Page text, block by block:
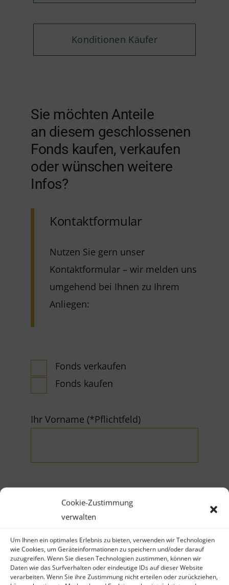
Cookie-Zustimmung
verwalten
Um Ihnen ein optimales Erlebnis zu bieten, verwenden wir Technologien
wie Cookies, um Geräteinformationen zu speichern und/oder darauf
zuzugreifen. Wenn Sie diesen Technologien zustimmen, können wir
Daten wie das Surfverhalten oder eindeutige IDs auf dieser Website
verarbeiten. Wenn Sie ihre Zustimmung nicht erteilen oder zurückziehen,
Konditionen Käufer
Sie möchten Anteile
an diesem geschlossenen
Fonds kaufen, verkaufen
oder wünschen weitere
Infos?
Kontaktformular
Nutzen Sie gern unser
Kontaktformular – wir melden uns
umgehend bei Ihnen zu Ihrem
Anliegen:
Fonds verkaufen
Fonds kaufen
Ihr Vorname (*Pflichtfeld)
Ihr Nachname (*Pflichtfeld)
Firma